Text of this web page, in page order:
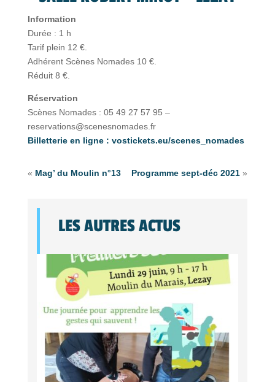
Information
Durée : 1 h
Tarif plein 12 €.
Adhérent Scènes Nomades 10 €.
Réduit 8 €.
Réservation
Scènes Nomades : 05 49 27 57 95 –
reservations@scenesnomades.fr
Billetterie en ligne : vostickets.eu/scenes_nomades
« Mag’ du Moulin n°13 Programme sept-déc 2021 »
LES AUTRES ACTUS